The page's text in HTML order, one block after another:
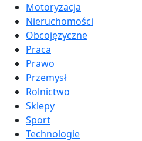
Motoryzacja
Nieruchomości
Obcojęzyczne
Praca
Prawo
Przemysł
Rolnictwo
Sklepy
Sport
Technologie